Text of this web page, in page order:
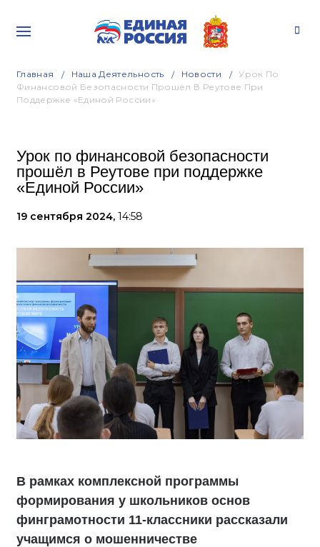
Главная Наша Деятельность Новости
Урок По
Финансовой Безопасности Прошёл В Реутове При
Поддержке «Единой России»
Урок по финансовой безопасности
прошёл в Реутове при поддержке
«Единой России»
19 сентября 2024, 14:58
В рамках комплексной программы
формирования у школьников основ
финграмотности 11-классники рассказали
учащимся о мошенничестве